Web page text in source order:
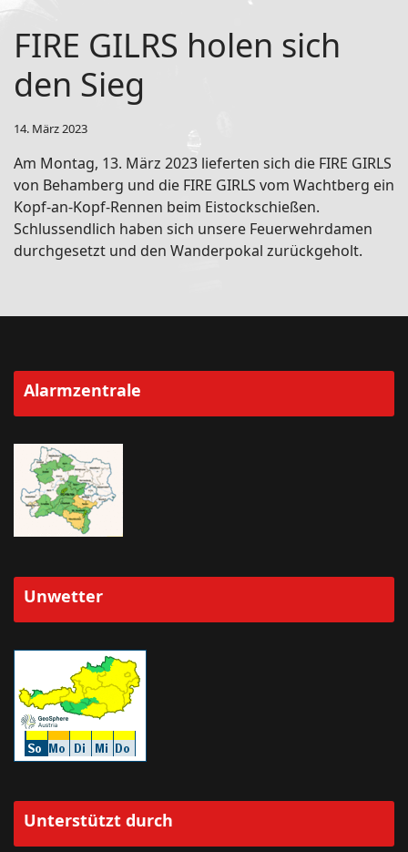
FIRE GILRS holen sich
den Sieg
14. März 2023
Am Montag, 13. März 2023 lieferten sich die FIRE GIRLS
von Behamberg und die FIRE GIRLS vom Wachtberg ein
Kopf-an-Kopf-Rennen beim Eistockschießen.
Schlussendlich haben sich unsere Feuerwehrdamen
durchgesetzt und den Wanderpokal zurückgeholt.
Alarmzentrale
Unwetter
Unterstützt durch